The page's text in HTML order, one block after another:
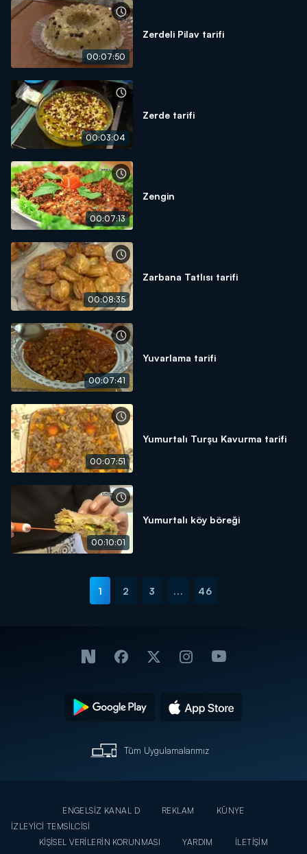
00:07:50
Zerdeli Pilav tarifi
00:03:04
Zerde tarifi
00:07:13
Zengin
00:08:35
Zarbana Tatlısı tarifi
00:07:41
Yuvarlama tarifi
00:07:51
Yumurtalı Turşu Kavurma tarifi
00:10:01
Yumurtalı köy böreği
1 2 3 ... 46
Tüm Uygulamalarımız
ENGELSİZ KANAL D REKLAM
KÜNYE
İZLEYİCİ TEMSİLCİSİ
KİŞİSEL VERİLERİN KORUNMASI
YARDIM İLETİŞİM